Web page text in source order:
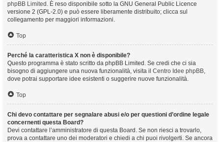
phpBB Limited . È reso disponibile sotto la GNU General Public Licence
versione 2 (GPL-2.0) e può essere liberamente distribuito; clicca sul
collegamento per maggiori informazioni.
Top
Perché la caratteristica X non è disponibile?
Questo programma è stato scritto da phpBB Limited. Se credi che ci sia
bisogno di aggiungere una nuova funzionalità, visita il Centro Idee phpBB,
dove potrai supportare idee esistenti o suggerire nuove funzionalità.
Top
Chi devo contattare per segnalare abusi e/o per questioni d’ordine legale
concernenti questa Board?
Devi contattare l’amministratore di questa Board. Se non riesci a trovarlo,
prova a contattare uno dei moderatori e chiedi a chi puoi rivolgerti. Se ancora